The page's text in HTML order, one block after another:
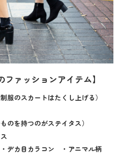
ファッションアイテム】
のスカートはたくし上げる）
のを持つのがステイタス）
デカ目カラコン ・アニマル柄